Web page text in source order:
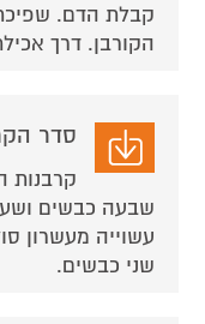
קבלת הדם.
הקורבן. דרך
סדר
קרבנות
שבעה כבשים
עשוייה מעשרון
שני כבשים.